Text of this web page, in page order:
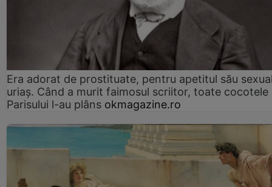
Era adorat de prostituate, pentru apetitul său
uriaș. Când a murit faimosul scriitor, toate cocotele
Parisului l-au plâns okmagazine.ro